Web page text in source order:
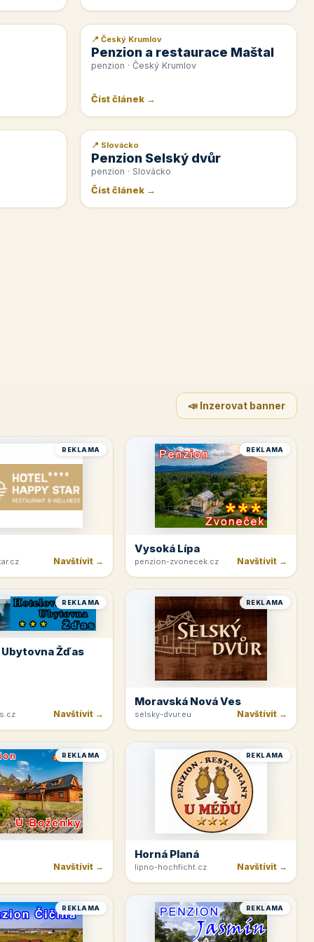
📰 PR článek
📍 Český Krumlov
Penzion a restaurace Maštal
penzion · Český Krumlov
Číst článek →
📰 PR článek
📍 Slovácko
Penzion Selský dvůr
penzion · Slovácko
Číst článek →
📣 Inzerovat banner
REKLAMA
Navštívit →
REKLAMA
Vysoká Lípa
penzion-zvonecek.cz Navštívit →
REKLAMA
Žďas
Navštívit →
REKLAMA
Moravská Nová Ves
selsky-dvur.eu Navštívit →
REKLAMA
Navštívit →
REKLAMA
Horná Planá
lipno-hochficht.cz Navštívit →
REKLAMA REKLAMA